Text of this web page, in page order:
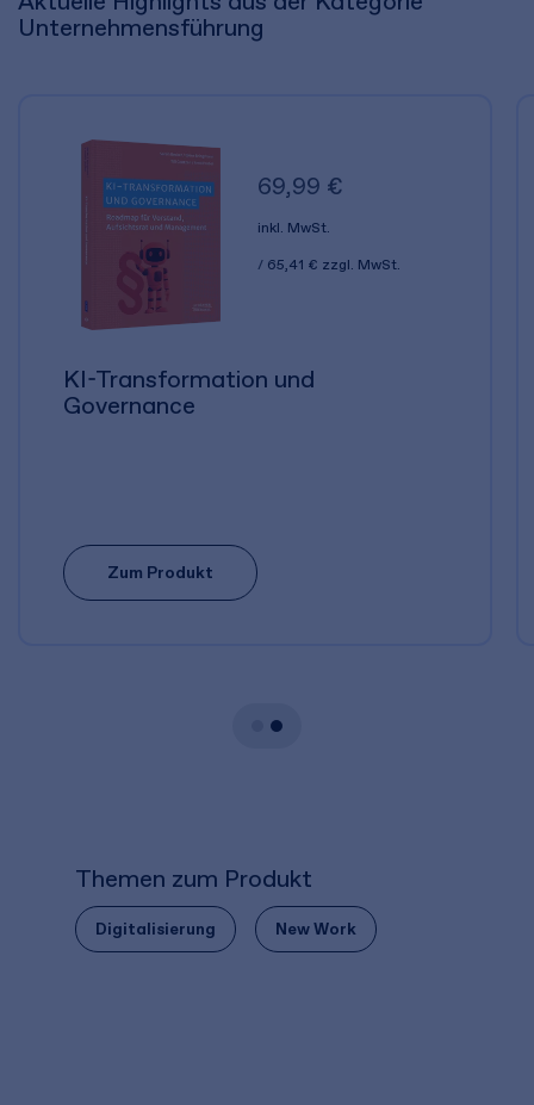
Unternehmensführung
69,99 €
inkl. MwSt.
65,41 € zzgl. MwSt.
KI-Transformation und
Governance
Zum Produkt
Themen zum Produkt
Digitalisierung New Work